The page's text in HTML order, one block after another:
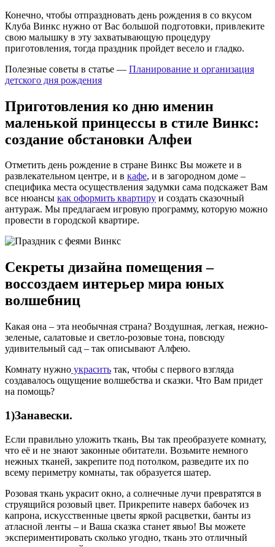
Конечно, чтобы отпраздновать день рождения в со вкусом
Клуба Винкс нужно от Вас большой подготовки, привлеките
свою малышку в эту захватывающую процедуру
приготовления, тогда праздник пройдет весело и гладко.
Полезные советы в статье — Планирование и организация
детского дня рождения
Приготовления ко дню именин
маленькой принцессы в стиле Винкс:
создание обстановки Алфеи
Отметить день рождение в стране Винкс Вы можете и в
развлекательном центре, и в кафе, и в загородном доме –
специфика места осуществления задумки сама подскажет Вам
все нюансы как оформить квартиру и создать сказочный
антураж. Мы предлагаем игровую программу, которую можно
провести в городской квартире.
Секреты дизайна помещения –
воссоздаем интерьер мира юных
волшебниц
Какая она – эта необычная страна? Воздушная, легкая, нежно-
зеленые, салатовые и светло-розовые тона, повсюду
удивительный сад – так описывают Алфею.
Комнату нужно украсить так, чтобы с первого взгляда
создавалось ощущение волшебства и сказки. Что Вам придет
на помощь?
1)Занавески.
Если правильно уложить ткань, Вы так преобразуете комнату,
что её и не знают законные обитатели. Возьмите немного
нежных тканей, закрепите под потолком, разведите их по
всему периметру комнаты, так образуется шатер.
Розовая ткань украсит окно, а солнечные лучи превратятся в
струящийся розовый цвет. Прикрепите наверх бабочек из
капрона, искусственные цветы яркой расцветки, банты из
атласной ленты – и Ваша сказка станет явью! Вы можете
экспериментировать сколько угодно, ткань это отличный